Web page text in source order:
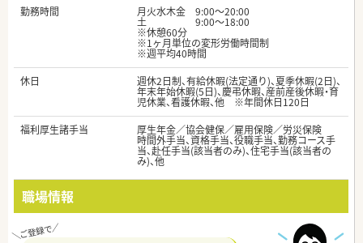
勤務時間
月火水木金 9:00～20:00
土 9:00～18:00
※休憩60分
※1ヶ月単位の変形労働時間制
※週平均40時間
休日
週休2日制、有給休暇(法定通り)、夏季休暇(2日)、
年末年始休暇(5日)、慶弔休暇、産前産後休暇・育
児休業、看護休暇、他 ※年間休日120日
福利厚生諸手当
厚生年金／協会健保／雇用保険／労災保険
時間外手当、資格手当、役職手当、勤務コース手
当、赴任手当(該当者のみ)、住宅手当(該当者の
み)、他
職場情報